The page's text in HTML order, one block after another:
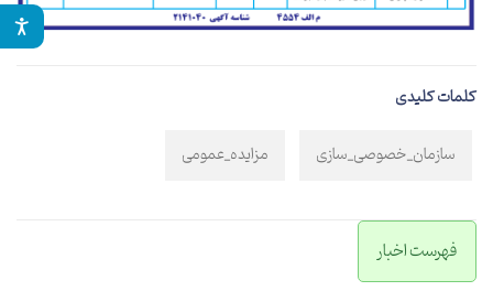
کلمات کلیدی
سازمان_خصوصی_سازی مزایده_عمومی
فهرست اخبار